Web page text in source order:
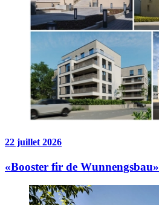
22 juillet 2026
«Booster fir de Wunnengsbau»